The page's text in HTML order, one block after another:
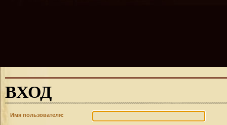
ВХОД
Имя пользователя: